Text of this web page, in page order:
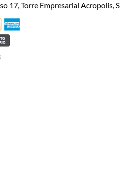
17, Torre Empresarial Acropolis,